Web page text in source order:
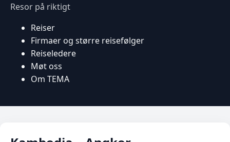
Resor på riktigt
Reiser
Firmaer og større reisefølger
Reiseledere
Møt oss
Om TEMA